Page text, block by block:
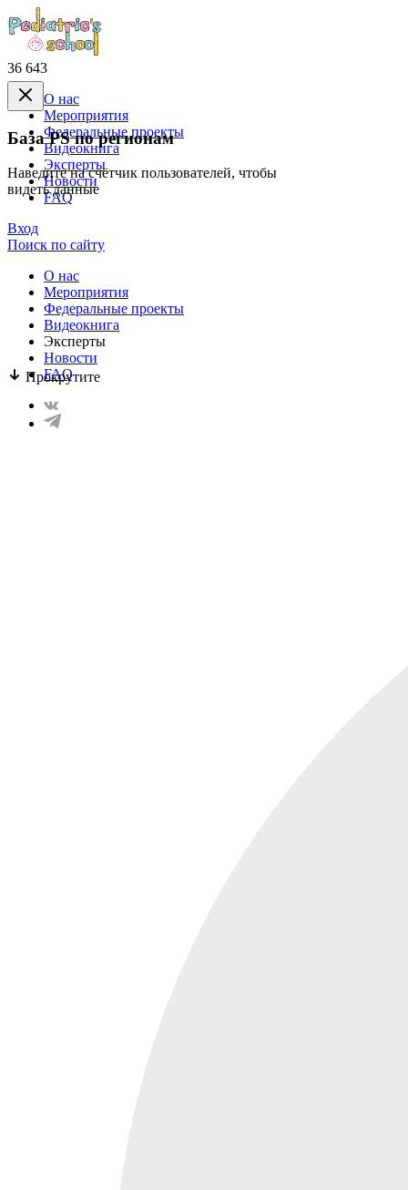
36 643
База PS по регионам
Наведите на счётчик пользователей, чтобы
видеть данные
Прокрутите
О нас
Mероприятия
Федеральные проекты
Видеокнига
Эксперты
Новости
FAQ
Вход
Поиск по сайту
О нас
Mероприятия
Федеральные проекты
Видеокнига
Эксперты
Новости
FAQ